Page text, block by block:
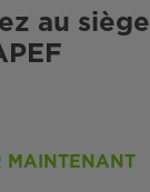
au siège
MAINTENANT